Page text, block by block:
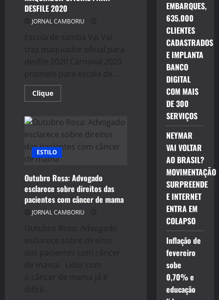
DESFILE 2020
JORNAL CAMBORIU
Escola de samba Vai Vai
traz maquiador oficial para
desfile 2020 Carnaval 2020
promete para escola de...
CliqueRead
more
VAI
VAI
TRAZ
OFICIAL
PARA
DESFILE
ESTILO
Outubro Rosa: Advogado
esclarece sobre direitos das
pacientes com câncer de mama
JORNAL CAMBORIU
Outubro Rosa: Advogado
esclarece sobre direitos
das pacientes com câncer
de mama Lidar com
o câncer de mama já é
difícil...
EMBARQUES,
635.000
CLIENTES
CADASTRADOS
E IMPLANTA
BANCO
DIGITAL
COM MAIS
DE 300
SERVIÇOS
NEYMAR
VAI VOLTAR
AO BRASIL?
MOVIMENTAÇÃO
SURPREENDE
E INTERNET
ENTRA EM
COLAPSO
Inflação de
fevereiro
sobe
0,70% e
educação